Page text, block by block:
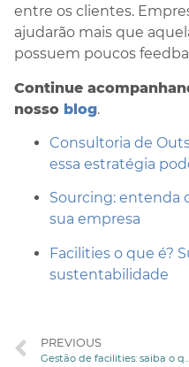
entre os clientes.
ajudarão mais que
possuem poucos
Continue
nosso blog.
Consultoria de
essa estratégia
Sourcing: entenda
sua empresa
Facilities o que é?
sustentabilidade
PREVIOUS
Gestão de facilities: saiba